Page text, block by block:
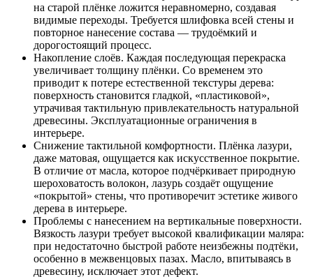
на старой плёнке ложится неравномерно, создавая
видимые переходы. Требуется шлифовка всей стены и
повторное нанесение состава — трудоёмкий и
дорогостоящий процесс.
Накопление слоёв. Каждая последующая перекраска
увеличивает толщину плёнки. Со временем это
приводит к потере естественной текстуры дерева:
поверхность становится гладкой, «пластиковой»,
утрачивая тактильную привлекательность натуральной
древесины. Эксплуатационные ограничения в
интерьере.
Снижение тактильной комфортности. Плёнка лазури,
даже матовая, ощущается как искусственное покрытие.
В отличие от масла, которое подчёркивает природную
шероховатость волокон, лазурь создаёт ощущение
«покрытой» стены, что противоречит эстетике живого
дерева в интерьере.
Проблемы с нанесением на вертикальные поверхности.
Вязкость лазури требует высокой квалификации маляра:
при недостаточно быстрой работе неизбежны подтёки,
особенно в межвенцовых пазах. Масло, впитываясь в
древесину, исключает этот дефект.